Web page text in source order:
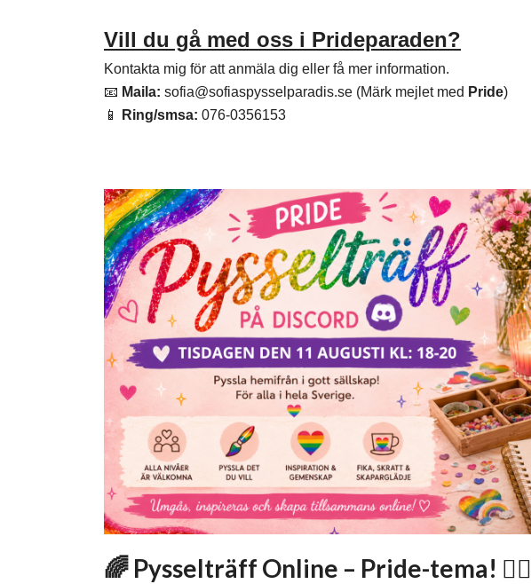
Vill du gå med oss i Prideparaden?
Kontakta mig för att anmäla dig eller få mer information.
📧 Maila: sofia@sofiaspysselparadis.se (Märk mejlet med Pride)
📱
Ring/smsa: 076-0356153
🌈 Pysselträff Online – Pride-tema! 🏳️‍🌈